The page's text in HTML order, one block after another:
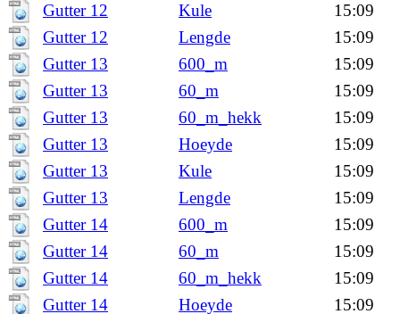
Gutter 12
Kule
15:09
Gutter 12
Lengde
15:09
Gutter 13
600_m
15:09
Gutter 13
60_m
15:09
Gutter 13
60_m_hekk
15:09
Gutter 13
Hoeyde
15:09
Gutter 13
Kule
15:09
Gutter 13
Lengde
15:09
Gutter 14
600_m
15:09
Gutter 14
60_m
15:09
Gutter 14
60_m_hekk
15:09
Gutter 14
Hoeyde 15:09